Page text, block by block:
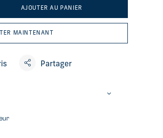
AJOUTER AU PANIER
MAINTENANT
Partager